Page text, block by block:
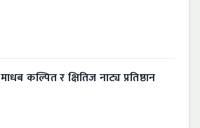
माधब कल्पित र क्षितिज नाट्य प्रतिष्ठान